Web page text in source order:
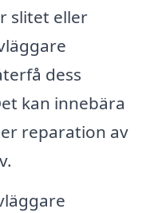
slitet eller
dess
kan innebära
reparation av